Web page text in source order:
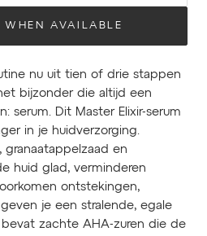
WHEN AVAILABLE
nu uit tien of drie stappen
bijzonder die altijd een
serum. Dit Master Elixir-serum
in je huidverzorging.
granaatappelzaad en
huid glad, verminderen
ontstekingen,
je een stralende, egale
zachte AHA-zuren die de